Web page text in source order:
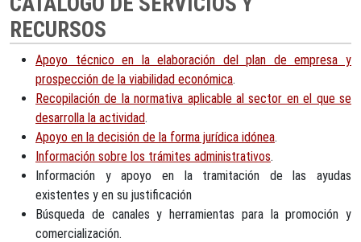
RECURSOS
Apoyo técnico en la elaboración del plan de empresa y
prospección de la viabilidad económica.
Recopilación de la normativa aplicable al sector en el que se
desarrolla la actividad.
Apoyo en la decisión de la forma jurídica idónea.
Información sobre los trámites administrativos.
Información y apoyo en la tramitación de las ayudas
existentes y en su justificación
Búsqueda de canales y herramientas para la promoción y
comercialización.